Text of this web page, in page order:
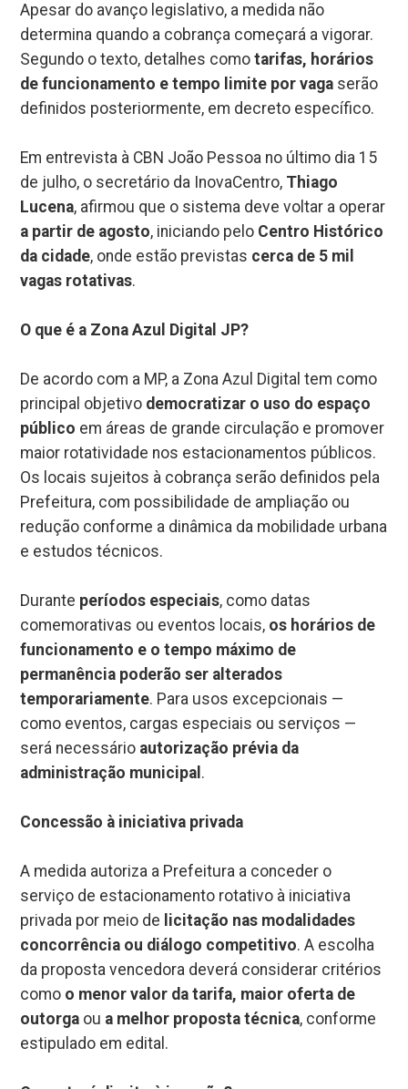
Apesar do avanço legislativo, a medida não
determina quando a cobrança começará a vigorar.
Segundo o texto, detalhes comotarifas, horários
de funcionamento e tempo limite por vaga serão
definidos posteriormente, em decreto específico.
Em entrevista à CBN João Pessoa no último dia 15
de julho, o secretário da InovaCentro, Thiago
Lucena, afirmou que o sistema deve voltar a operar
a partir de agosto, iniciando pelo Centro Histórico
da cidade, onde estão previstas cerca de 5 mil
vagas rotativas.
O que é a Zona Azul Digital JP?
De acordo com a MP, a Zona Azul Digital tem como
principal objetivo democratizar o uso do espaço
público em áreas de grande circulação e promover
maior rotatividade nos estacionamentos públicos.
Os locais sujeitos à cobrança serão definidos pela
Prefeitura, com possibilidade de ampliação ou
redução conforme a dinâmica da mobilidade urbana
e estudos técnicos.
Durante períodos especiais, como datas
comemorativas ou eventos locais, os horários de
funcionamento e o tempo máximo de
permanência poderão ser alterados
temporariamente. Para usos excepcionais —
como eventos, cargas especiais ou serviços —
será necessário autorização prévia da
administração municipal .
Concessão à iniciativa privada
A medida autoriza a Prefeitura a conceder o
serviço de estacionamento rotativo à iniciativa
privada por meio de licitação nas modalidades
concorrência ou diálogo competitivo. A escolha
da proposta vencedora deverá considerar critérios
como o menor valor da tarifa, maior oferta de
outorga ou a melhor proposta técnica, conforme
estipulado em edital.